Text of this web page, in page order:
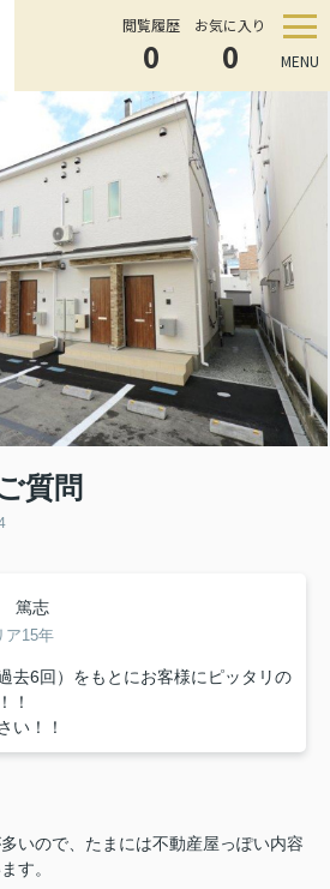
閲覧履歴
0
お気に入り
0 MENU
質問
篤志
ア15年
去6回）をもとにお客様にピッタリの
！
い！！
いので、たまには不動産屋っぽい内容
す。